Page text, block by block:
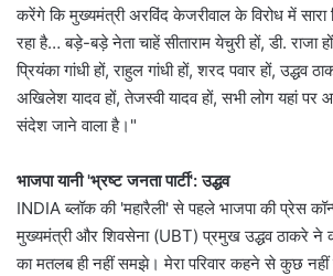
करेंगे कि मुख्यमंत्री अरविंद केजरीवाल के विरोध में सारा
रहा है… बड़े-बड़े नेता चाहें सीताराम येचुरी हों, डी. राजा
प्रियंका गांधी हों, राहुल गांधी हों, शरद पवार हों, उद्धव
अखिलेश यादव हों, तेजस्वी यादव हों, सभी लोग यहां
संदेश जाने वाला है।"
भाजपा यानी 'भ्रष्ट जनता पार्टी': उद्धव
INDIA ब्लॉक की 'महारैली' से पहले भाजपा की प्रेस
मुख्यमंत्री और शिवसेना (UBT) प्रमुख उद्धव ठाकरे ने
का मतलब ही नहीं समझे। मेरा परिवार कहने से कुछ नहीं